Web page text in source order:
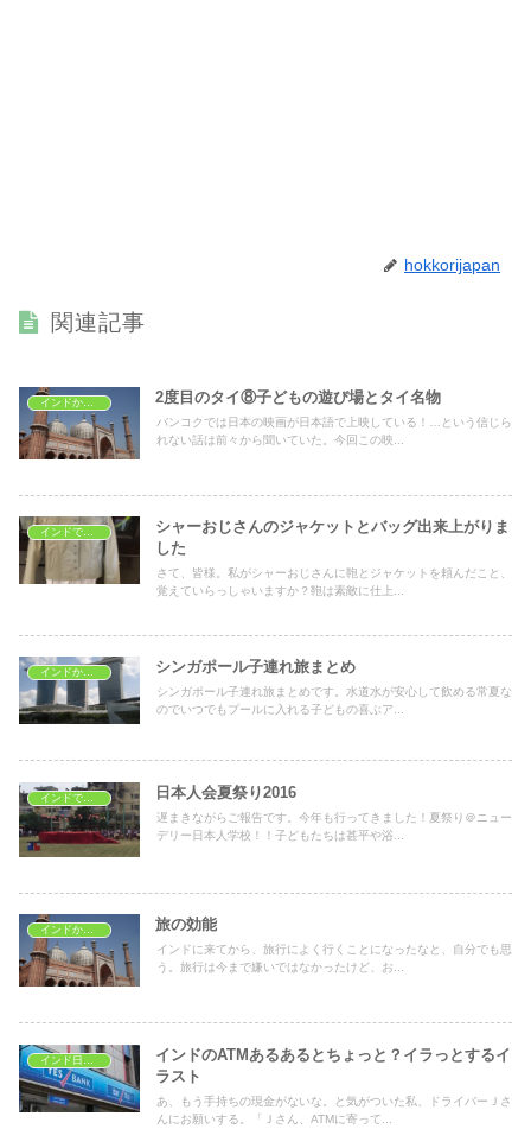
hokkorijapan
関連記事
インドから海外旅行 2度目のタイ⑧子どもの遊び場とタイ名物
バンコクでは日本の映画が日本語で上映している！…という信じら
れない話は前々から聞いていた。今回この映...
インドでショッピング
シャーおじさんのジャケットとバッグ出来上がりま
した
さて、皆様。私がシャーおじさんに鞄とジャケットを頼んだこと、
覚えていらっしゃいますか？鞄は素敵に仕上...
インドから海外旅行 シンガポール子連れ旅まとめ
シンガポール子連れ旅まとめです。水道水が安心して飲める常夏な
のでいつでもプールに入れる子どもの喜ぶア...
インドで日本の文化 日本人会夏祭り2016
遅まきながらご報告です。今年も行ってきました！夏祭り＠ニュー
デリー日本人学校！！子どもたちは甚平や浴...
インドから海外旅行 旅の効能
インドに来てから、旅行によく行くことになったなと、自分でも思
う。旅行は今まで嫌いではなかったけど、お...
インドのATMあるあるとちょっと？イラっとするイ
ラスト
あ、もう手持ちの現金がないな。と気がついた私、ドライバーＪさ
んにお願いする。「Ｊさん、ATMに寄って...